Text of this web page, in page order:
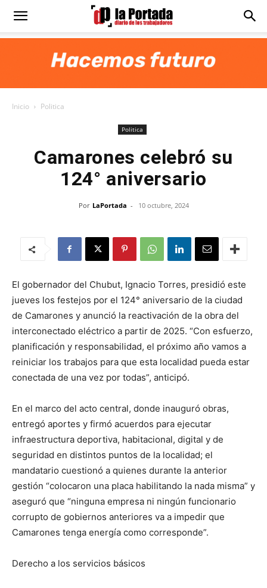
Diario
Inicio Politica
Politica
Camarones celebró su
124° aniversario
Por LaPortada - 10 octubre, 2024
El gobernador del Chubut, Ignacio Torres, presidió este
jueves los festejos por el 124° aniversario de la ciudad
de Camarones y anunció la reactivación de la obra del
interconectado eléctrico a partir de 2025. “Con esfuerzo,
planificación y responsabilidad, el próximo año vamos a
reiniciar los trabajos para que esta localidad pueda estar
conectada de una vez por todas”, anticipó.
En el marco del acto central, donde inauguró obras,
entregó aportes y firmó acuerdos para ejecutar
infraestructura deportiva, habitacional, digital y de
seguridad en distintos puntos de la localidad; el
mandatario cuestionó a quienes durante la anterior
gestión “colocaron una placa habilitando la nada misma” y
aseguró que “ninguna empresa ni ningún funcionario
corrupto de gobiernos anteriores va a impedir que
Camarones tenga energía como corresponde”.
Derecho a los servicios básicos